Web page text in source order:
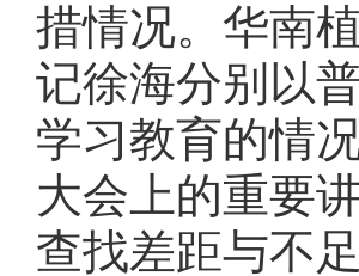
措情况。华南
记徐海分别以
学习教育的情
大会上的重要
查找差距与不